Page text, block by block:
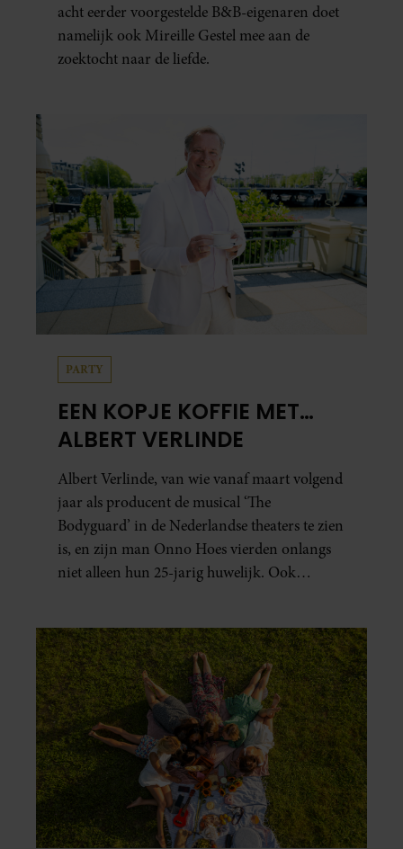
acht eerder voorgestelde B&B-eigenaren doet
namelijk ook Mireille Gestel mee aan de
zoektocht naar de liefde.
PARTY
EEN KOPJE KOFFIE MET…
ALBERT VERLINDE
Albert Verlinde, van wie vanaf maart volgend
jaar als producent de musical ‘The
Bodyguard’ in de Nederlandse theaters te zien
is, en zijn man Onno Hoes vierden onlangs
niet alleen hun 25-jarig huwelijk. Ook